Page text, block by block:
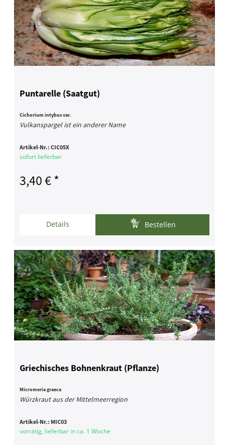
Puntarelle (Saatgut)
Cichorium intybus var.
Vulkanspargel ist ein anderer Name
Artikel-Nr.:CIC05X
sofort lieferbar
3,40 € *
Details Bestellen
Griechisches Bohnenkraut (Pflanze)
Micromeria graeca
Würzkraut aus der Mittelmeerregion
Artikel-Nr.: MIC03
vorrätig, lieferbar in ca. 1 Woche